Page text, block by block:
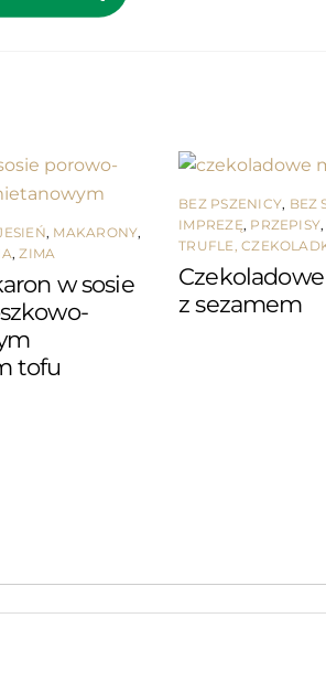
, MAKARONY,
,ZIMA
w sosie
tofu
BEZ PSZENICY, BEZ
IMPREZĘ, PRZEPISY,
TRUFLE,
z sezamem